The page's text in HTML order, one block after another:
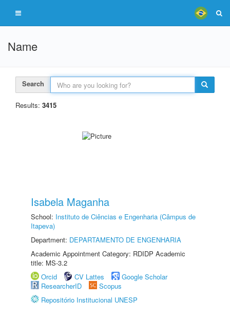
Name
Search
Results: 3415
Isabela Maganha
School: Instituto de Ciências e Engenharia (Câmpus de
Itapeva)
Department: DEPARTAMENTO DE ENGENHARIA
Academic Appointment Category: RDIDP Academic
title: MS-3.2
Orcid
CV Lattes
Google Scholar
ResearcherID
Scopus
Repositório Institucional UNESP